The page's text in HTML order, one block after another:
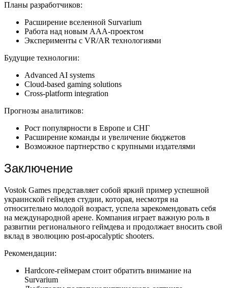
Планы разработчиков:
Расширение вселенной Survarium
Работа над новым AAA-проектом
Эксперименты с VR/AR технологиями
Будущие технологии:
Advanced AI systems
Cloud-based gaming solutions
Cross-platform integration
Прогнозы аналитиков:
Рост популярности в Европе и СНГ
Расширение команды и увеличение бюджетов
Возможное партнерство с крупными издателями
Заключение
Vostok Games представляет собой яркий пример успешной
украинской геймдев студии, которая, несмотря на
относительно молодой возраст, успела зарекомендовать себя
на международной арене. Компания играет важную роль в
развитии регионального геймдева и продолжает вносить свой
вклад в эволюцию post-apocalyptic shooters.
Рекомендации:
Hardcore-геймерам стоит обратить внимание на
Survarium